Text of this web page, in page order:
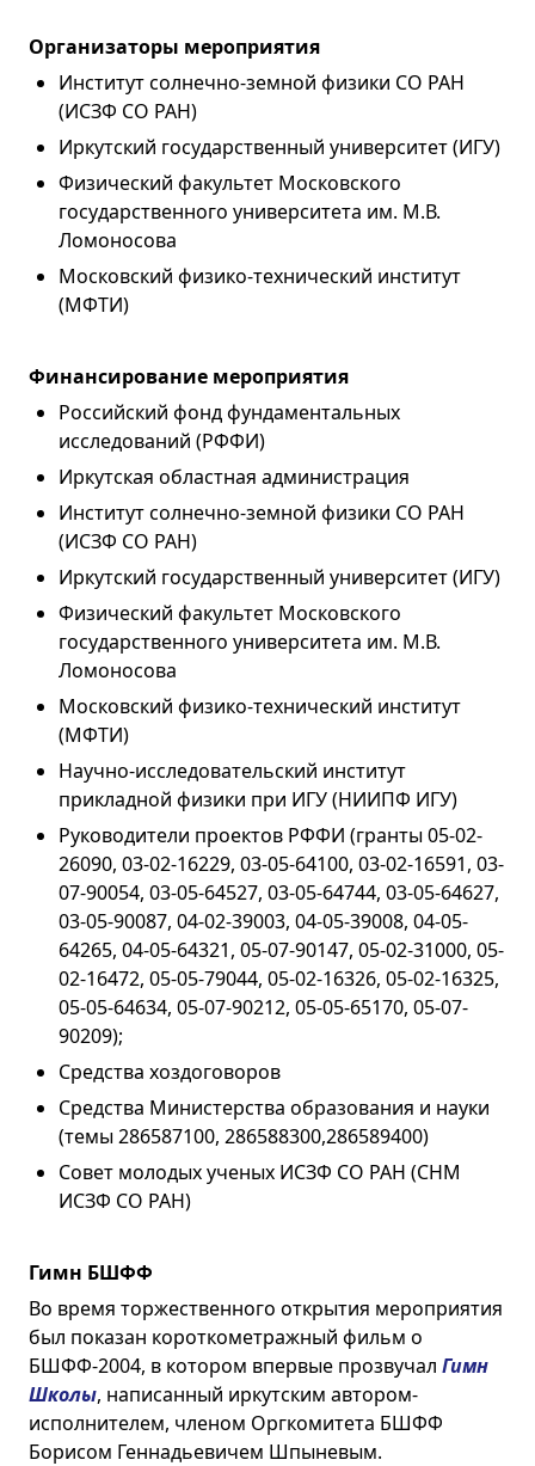
Организаторы мероприятия
Институт солнечно-земной физики СО РАН
(ИСЗФ СО РАН)
Иркутский государственный университет (ИГУ)
Физический факультет Московского
государственного университета им. М.В.
Ломоносова
Московский физико-технический институт
(МФТИ)
Финансирование мероприятия
Российский фонд фундаментальных
исследований (РФФИ)
Иркутская областная администрация
Институт солнечно-земной физики СО РАН
(ИСЗФ СО РАН)
Иркутский государственный университет (ИГУ)
Физический факультет Московского
государственного университета им. М.В.
Ломоносова
Московский физико-технический институт
(МФТИ)
Научно-исследовательский институт
прикладной физики при ИГУ (НИИПФ ИГУ)
Руководители проектов РФФИ (гранты 05-02-
26090, 03-02-16229, 03-05-64100, 03-02-16591, 03-
07-90054, 03-05-64527, 03-05-64744, 03-05-64627,
03-05-90087, 04-02-39003, 04-05-39008, 04-05-
64265, 04-05-64321, 05-07-90147, 05-02-31000, 05-
02-16472, 05-05-79044, 05-02-16326, 05-02-16325,
05-05-64634, 05-07-90212, 05-05-65170, 05-07-
90209);
Средства хоздоговоров
Средства Министерства образования и науки
(темы 286587100, 286588300,286589400)
Совет молодых ученых ИСЗФ СО РАН (СНМ
ИСЗФ СО РАН)
Гимн БШФФ
Во время торжественного открытия мероприятия
был показан короткометражный фильм о
БШФФ-2004, в котором впервые прозвучал Гимн
Школы, написанный иркутским автором-
исполнителем, членом Оргкомитета БШФФ
Борисом Геннадьевичем Шпыневым.